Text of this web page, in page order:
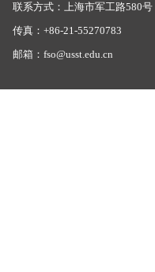
联系方式：上海市军工路580
传真：+86-21-55270783
邮箱：fso@usst.edu.cn